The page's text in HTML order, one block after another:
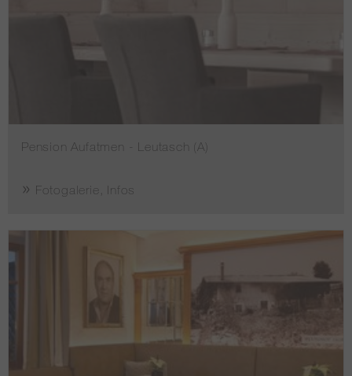
Pension Aufatmen - Leutasch (A)
Fotogalerie, Infos